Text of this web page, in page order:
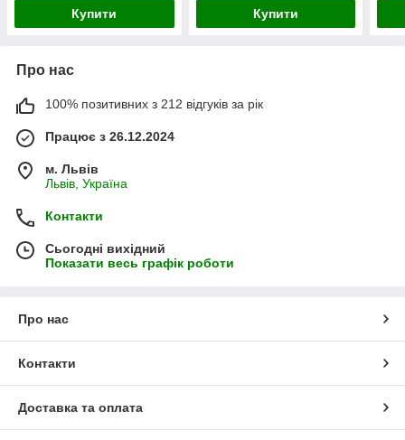
Купити Купити
Про нас
100% позитивних з 212 відгуків за рік
Працює з 26.12.2024
м. Львів
Львів, Україна
Контакти
Сьогодні вихідний
Показати весь графік роботи
Про нас
Контакти
Доставка та оплата